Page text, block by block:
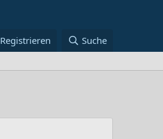
Registrieren Suche